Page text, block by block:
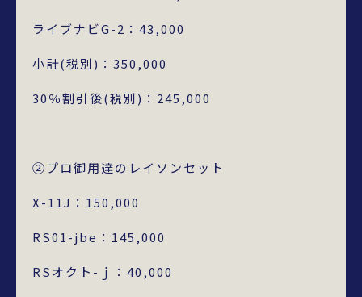
ライブナビG-2：43,000
小計(税別)：350,000
30％割引後(税別)：245,000
②プロ御用達のレイソンセット
X-11J：150,000
RS01-jbe：145,000
RSオクト-ｊ：40,000